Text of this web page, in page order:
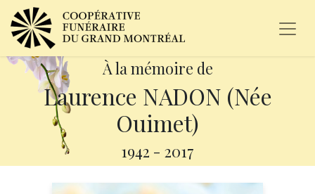
À la mémoire de
Laurence NADON (Née
Ouimet)
1942 - 2017